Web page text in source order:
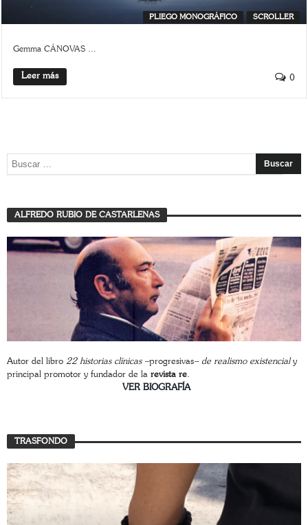
PLIEGO MONOGRÁFICO SCROLLER
Gemma CÁNOVAS ...
Leer más 0
ALFREDO RUBIO DE CASTARLENAS
Autor del libro 22 historias clínicas –progresivas– de realismo existencialy
principal promotor y fundador de la revista re.
VER BIOGRAFÍA
TRASFONDO